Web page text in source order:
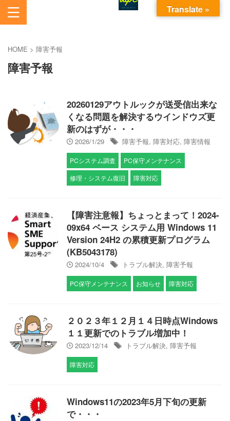
あいから始まるパソコンお悩み解決サービスです。
HOME > 障害予報
障害予報
20260129アウトルックが送受信出来な
くなる問題を解決するウインドウズ更
新のはずが・・・
2026/1/29 障害予報, 障害対応, 障害情報
PCシステム調査
PC保守メンテナンス
修理・システム復旧
障害対応
【障害注意報】ちょっとまって！2024-
09x64 ベース システム用 Windows 11
Version 24H2 の累積更新プログラム
(KB5043178)
2024/10/4 トラブル解決, 障害予報
PC保守メンテナンス お知らせ 障害対応
２０２３年１２月１４日時点Windows
１１更新でのトラブル増加中！
2023/12/14 トラブル解決, 障害予報
障害対応
Windows11の2023年5月下旬の更新
で・・・
Translate »